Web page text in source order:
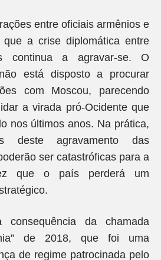
entre oficiais armênios e
a crise diplomática entre
continua a agravar-se. O
está disposto a procurar
com Moscou, parecendo
a virada pró-Ocidente que
nos últimos anos. Na prática,
deste agravamento das
ser catastróficas para a
que o país perderá um
da chamada
de 2018, que foi uma
de regime patrocinada pelo